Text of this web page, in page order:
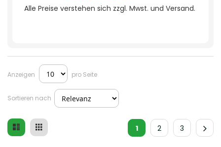
Alle Preise verstehen sich zzgl. Mwst. und Versand.
Anzeigen pro Seite
Sortieren nach
1 2 3
Ansicht
Liste Raster